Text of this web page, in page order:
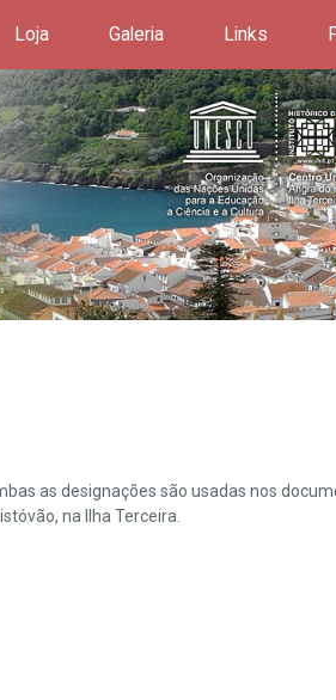
Loja Galeria Links
as designações são usadas nos
na Ilha Terceira.